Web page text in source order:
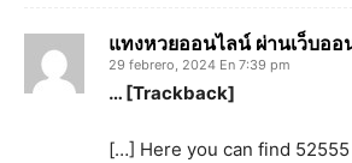
แทงหวยออนไลน์ ผ่านเว็บออ
29 febrero, 2024 En 7:39 pm
… [Trackback]
[…] Here you can find